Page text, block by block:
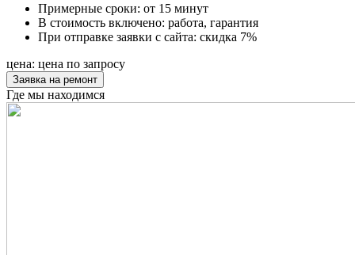
Примерные сроки: от 15 минут
В стоимость включено: работа, гарантия
При отправке заявки с сайта: скидка 7%
цена: цена по запросу
Заявка на ремонт
Где мы находимся